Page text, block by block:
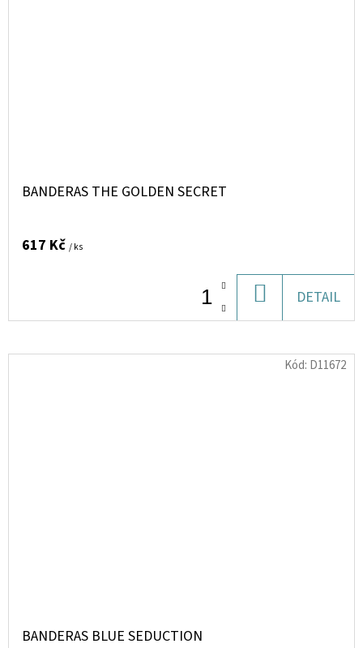
BANDERAS THE GOLDEN SECRET
617 Kč / ks
KOŠÍKU
DETAIL
BANDERAS BLUE SEDUCTION
Kód: D11672